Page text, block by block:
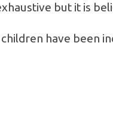
but it is
have been